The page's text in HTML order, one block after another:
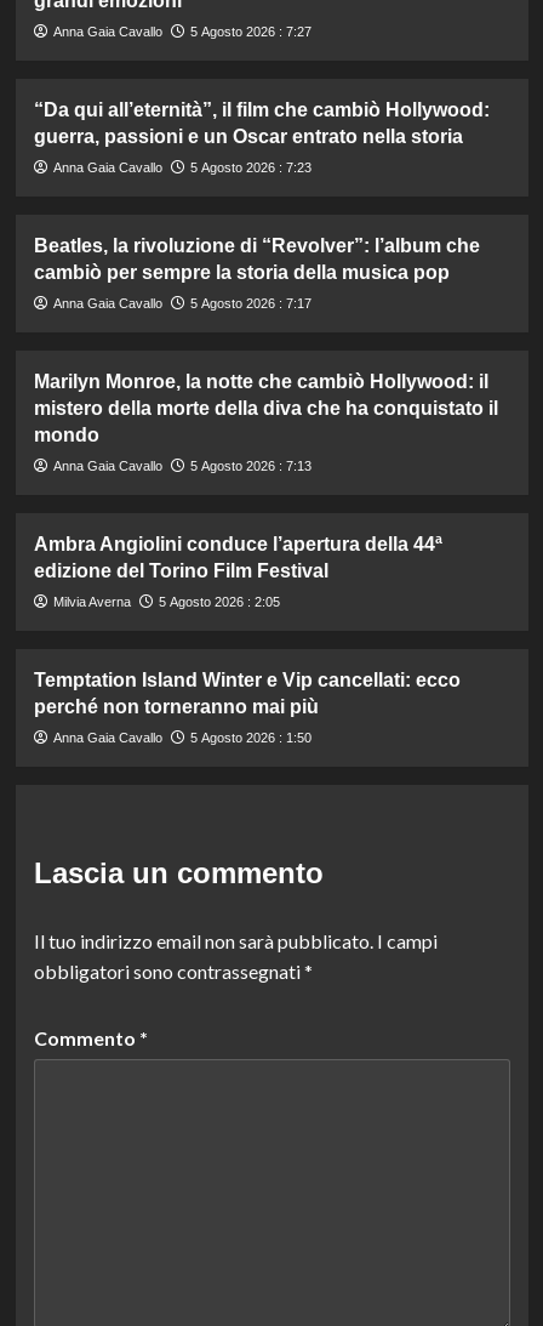
Anna Gaia Cavallo 5 Agosto 2026 : 7:27
“Da qui all’eternità”, il film che cambiò Hollywood:
guerra, passioni e un Oscar entrato nella storia
Anna Gaia Cavallo 5 Agosto 2026 : 7:23
Beatles, la rivoluzione di “Revolver”: l’album che
cambiò per sempre la storia della musica pop
Anna Gaia Cavallo 5 Agosto 2026 : 7:17
Marilyn Monroe, la notte che cambiò Hollywood: il
mistero della morte della diva che ha conquistato il
mondo
Anna Gaia Cavallo 5 Agosto 2026 : 7:13
Ambra Angiolini conduce l’apertura della 44ª
edizione del Torino Film Festival
Milvia Averna 5 Agosto 2026 : 2:05
Temptation Island Winter e Vip cancellati: ecco
perché non torneranno mai più
Anna Gaia Cavallo 5 Agosto 2026 : 1:50
Lascia un commento
Il tuo indirizzo email non sarà pubblicato. I campi
obbligatori sono contrassegnati*
Commento *